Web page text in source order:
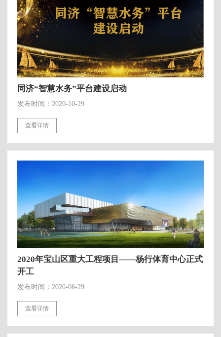
同济“智慧水务”平台建设启动
发布时间：2020-10-29
查看详情
2020年宝山区重大工程项目——杨行体育中心正式
开工
发布时间：2020-06-29
查看详情